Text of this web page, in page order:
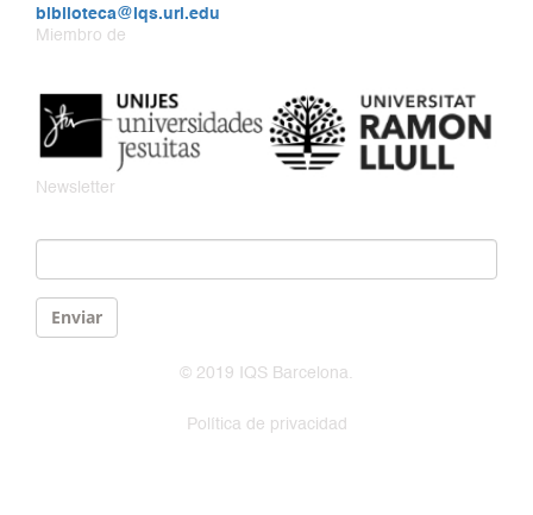
biblioteca@iqs.url.edu
Miembro de
Newsletter
Enviar
© 2019 IQS Barcelona.
Política de privacidad